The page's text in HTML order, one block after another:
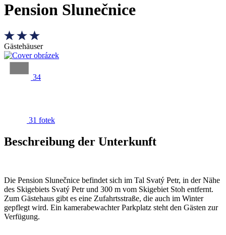
Pension Slunečnice
Gästehäuser
34
31 fotek
Beschreibung der Unterkunft
Die Pension Slunečnice befindet sich im Tal Svatý Petr, in der Nähe
des Skigebiets Svatý Petr und 300 m vom Skigebiet Stoh entfernt.
Zum Gästehaus gibt es eine Zufahrtsstraße, die auch im Winter
gepflegt wird. Ein kamerabewachter Parkplatz steht den Gästen zur
Verfügung.